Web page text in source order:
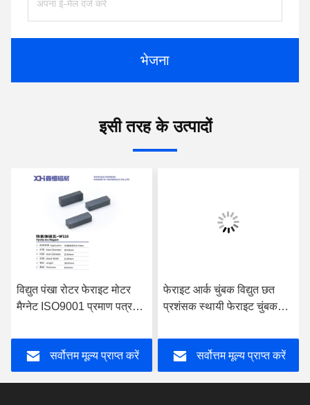
भेजना
इसी तरह के उत्पादों
विद्युत पंखा रोटर फेराइट मोटर
मैग्नेट ISO9001 प्रमाण पत्र
सर्वोत्तम मूल्य प्राप्त करें
फेराइट आर्क चुंबक विद्युत छत
प्रशंसक स्थायी फेराइट चुंबक
सर्वोत्तम मूल्य प्राप्त करें